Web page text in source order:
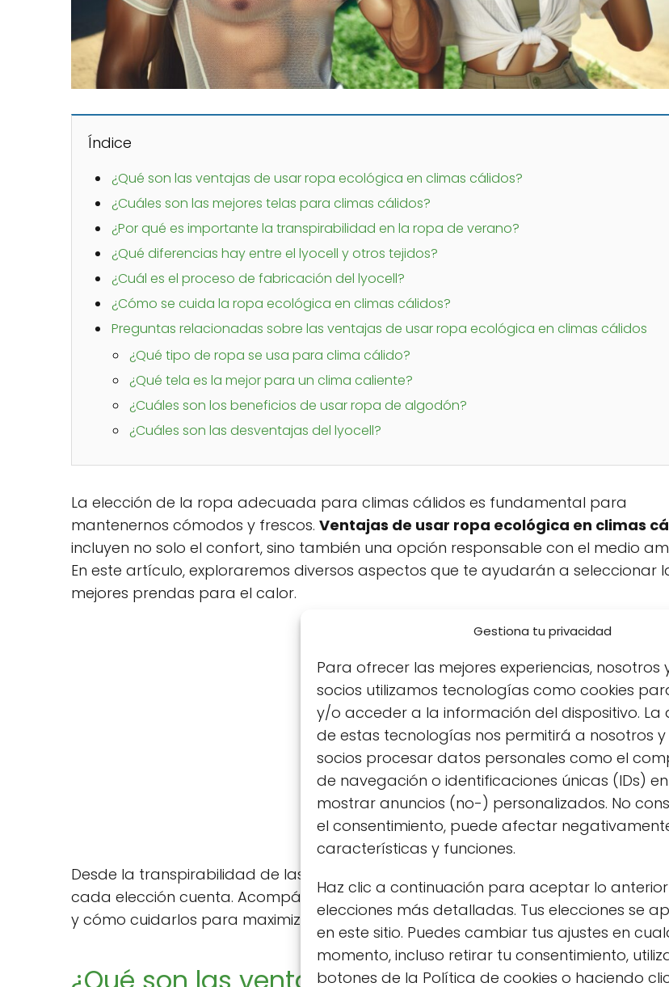
Gestiona tu privacidad
Para ofrecer las mejores experiencias, nosotros
socios utilizamos tecnologías como cookies
y/o acceder a la información del dispositivo. La
de estas tecnologías nos permitirá a nosotros y
socios procesar datos personales como el
de navegación o identificaciones únicas (IDs)
mostrar anuncios (no-) personalizados. No
el consentimiento, puede afectar
características y funciones.
Haz clic a continuación para aceptar lo
elecciones más detalladas. Tus elecciones se
en este sitio. Puedes cambiar tus ajustes en
momento, incluso retirar tu consentimiento,
botones de la Política de cookies o haciendo
Índice
¿Qué son las ventajas de usar ropa ecológica en climas cálidos?
¿Cuáles son las mejores telas para climas cálidos?
¿Por qué es importante la transpirabilidad en la ropa de verano?
¿Qué diferencias hay entre el lyocell y otros tejidos?
¿Cuál es el proceso de fabricación del lyocell?
¿Cómo se cuida la ropa ecológica en climas cálidos?
Preguntas relacionadas sobre las ventajas de usar ropa ecológica en climas cálidos
¿Qué tipo de ropa se usa para clima cálido?
¿Qué tela es la mejor para un clima caliente?
¿Cuáles son los beneficios de usar ropa de algodón?
¿Cuáles son las desventajas del lyocell?
La elección de la ropa adecuada para climas cálidos es fundamental para
mantenernos cómodos y frescos. Ventajas de usar ropa ecológica en climas
incluyen no solo el confort, sino también una opción responsable con el medio
En este artículo, exploraremos diversos aspectos que te ayudarán a seleccionar
mejores prendas para el calor.
Desde la transpirabilidad de las telas hasta el impacto ambiental de su
cada elección cuenta. Acompáñanos a descubrir las características de
y cómo cuidarlos para maximizar su durabilidad.
¿Qué son las ventajas de usar ropa ecológica